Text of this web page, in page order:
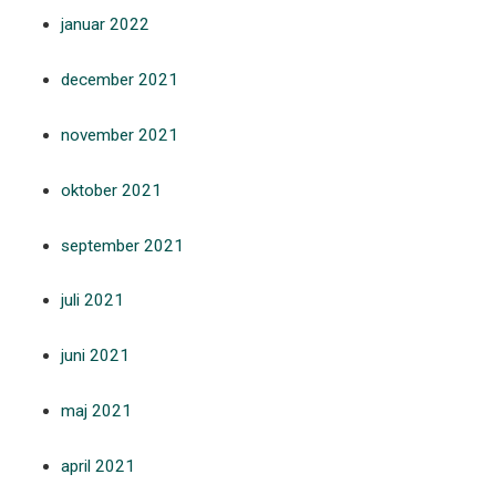
januar 2022
december 2021
november 2021
oktober 2021
september 2021
juli 2021
juni 2021
maj 2021
april 2021